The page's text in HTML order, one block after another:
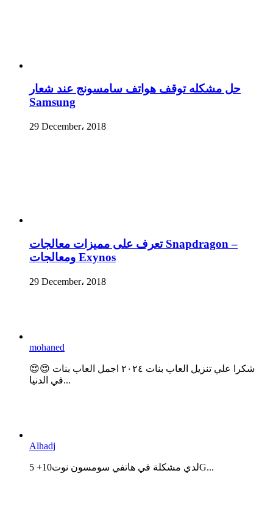
حل مشكله توقف هواتف سامسونج عند شعار
Samsung
29 December، 2018
تعرف على مميزات معالجات Snapdragon –
ومعالجات Exynos
29 December، 2018
mohaned
😍😍 شكرا علي تنزيل العاب بنات ٢٠٢٤ اجمل العاب بنات
في الدنيا...
Alhadj
لدي مشكلة في هاتفي سومسون نوت10+ 5G...